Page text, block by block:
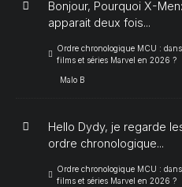
Bonjour, Pourquoi X-
apparait deux fois...
Ordre chronologique MCU :
films et séries Marvel en 2026 ?
Malo B
Hello Dydy, je regarde
ordre chronologique...
Ordre chronologique MCU :
films et séries Marvel en 2026 ?